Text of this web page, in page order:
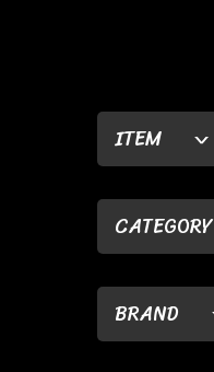
ITEM
CATEGORY
BRAND